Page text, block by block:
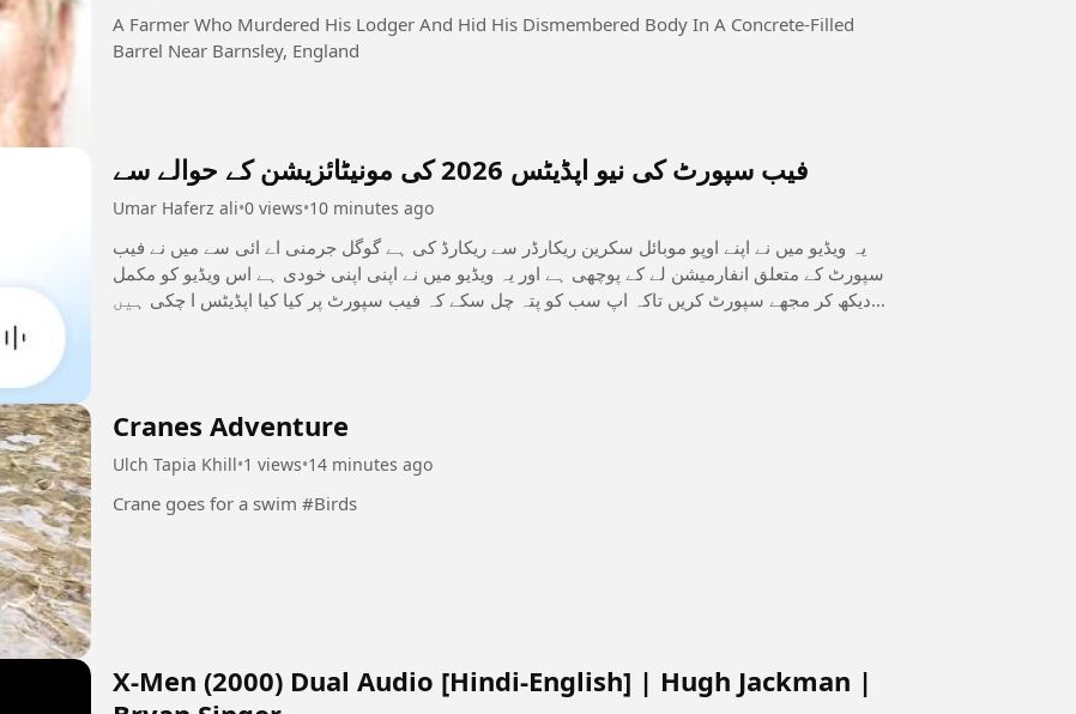
A Farmer Who Murdered His Lodger And Hid His Dismembered Body In A Concrete-Filled
Barrel Near Barnsley, England
فیب سپورٹ کی نیو اپڈیٹس 2026 کی مونیٹائزیشن کے حوالے سے
Umar Haferz ali•0 views•10 minutes ago
یہ ویڈیو میں نے اپنے اوپو موبائل سکرین ریکارڈر سے ریکارڈ کی ہے گوگل جرمنی اے ائی سے میں نے فیب
سپورٹ کے متعلق انفارمیشن لے کے پوچھی ہے اور یہ ویڈیو میں نے اپنی اپنی خودی ہے اس ویڈیو کو مکمل
دیکھ کر مجھے سپورٹ کریں تاکہ اپ سب کو پتہ چل سکے کہ فیب سپورٹ پر کیا کیا اپڈیٹس ا چکی ہیں
Cranes Adventure
Ulch Tapia Khill•1 views•14 minutes ago
Crane goes for a swim #Birds
X-Men (2000) Dual Audio [Hindi-English] | Hugh Jackman |